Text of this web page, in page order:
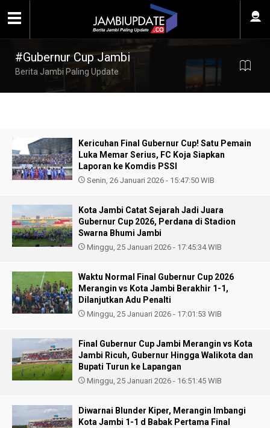
#Gubernur Cup Jambi
Berita Jambi Paling Update
Kericuhan Final Gubernur Cup! Satu Pemain
Luka Memar Serius, FC Koja Siapkan
Laporan ke Komdis PSSI
Senin, 26 Januari 2026 - 15:47:50 WIB
Kota Jambi Catat Sejarah Jadi Juara
Gubernur Cup 2026, Perdana di Stadion
Swarna Bhumi Jambi
Minggu, 25 Januari 2026 - 17:45:34 WIB
Waktu Normal Final Gubernur Cup 2026
Merangin vs Kota Jambi Berakhir 1-1,
Dilanjutkan Adu Penalti
Minggu, 25 Januari 2026 - 17:01:53 WIB
Final Gubernur Cup Jambi Merangin vs Kota
Jambi Ricuh, Gubernur Hingga Walikota dan
Bupati Turun ke Lapangan
Minggu, 25 Januari 2026 - 16:51:45 WIB
Diwarnai Blunder Kiper, Merangin Imbangi
Kota Jambi 1-1 d Babak Pertama Final